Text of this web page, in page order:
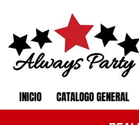
INICIO CATALOGO GENERAL